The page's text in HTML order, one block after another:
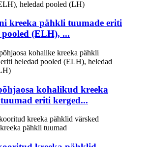
kreeka pähkli tuumade eriti
pooled (ELH), ...
kohalikud kreeka
eriti kerged...